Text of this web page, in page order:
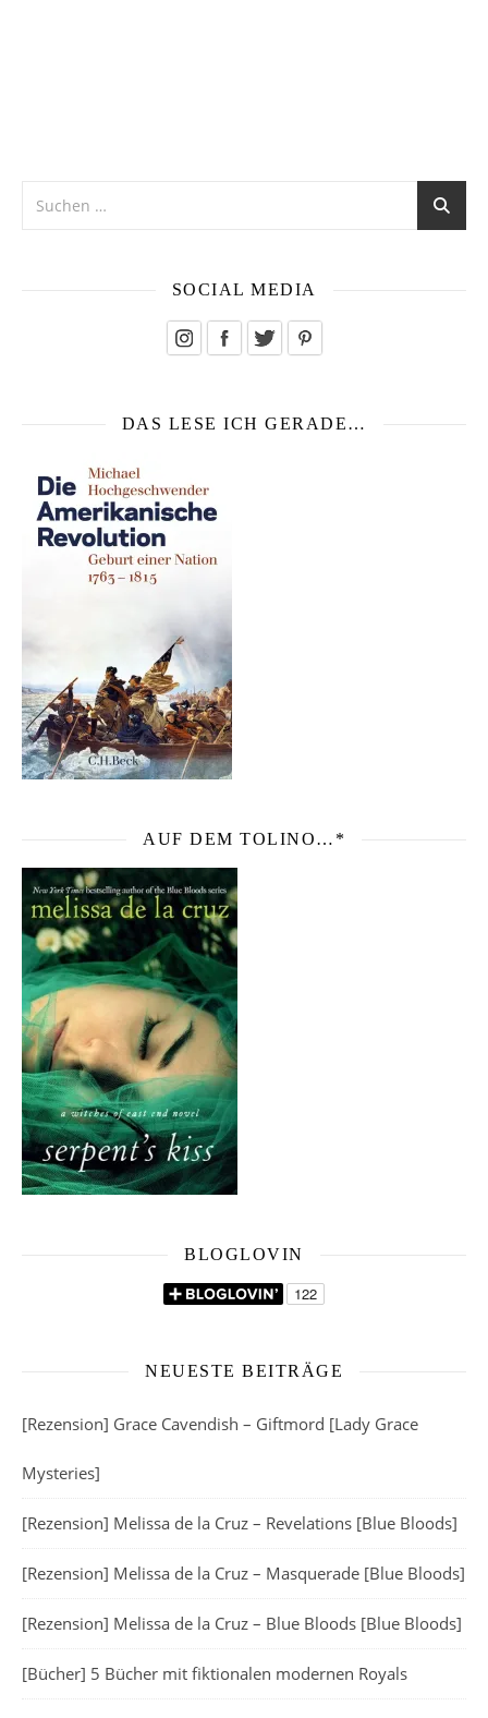
SOCIAL MEDIA
DAS LESE ICH GERADE…
AUF DEM TOLINO…*
BLOGLOVIN
NEUESTE BEITRÄGE
[Rezension] Grace Cavendish – Giftmord [Lady Grace
Mysteries]
[Rezension] Melissa de la Cruz – Revelations [Blue Bloods]
[Rezension] Melissa de la Cruz – Masquerade [Blue Bloods]
[Rezension] Melissa de la Cruz – Blue Bloods [Blue Bloods]
[Bücher] 5 Bücher mit fiktionalen modernen Royals